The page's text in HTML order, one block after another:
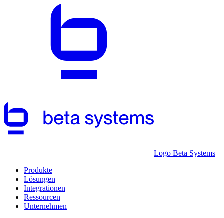
Logo Beta Systems
Produkte
Lösungen
Integrationen
Ressourcen
Unternehmen